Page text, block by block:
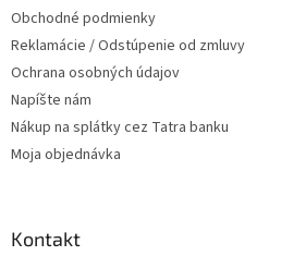
Obchodné podmienky
Reklamácie / Odstúpenie od zmluvy
Ochrana osobných údajov
Napíšte nám
Nákup na splátky cez Tatra banku
Moja objednávka
Kontakt